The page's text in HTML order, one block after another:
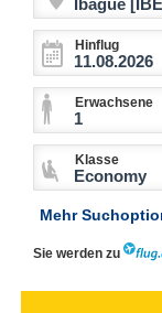
Hinflug
Erwachsene
1
Klasse
Economy
Mehr
Sie werden zu